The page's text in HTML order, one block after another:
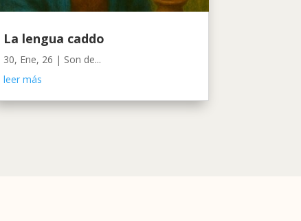
La lengua caddo
30, Ene, 26 | Son de...
leer más